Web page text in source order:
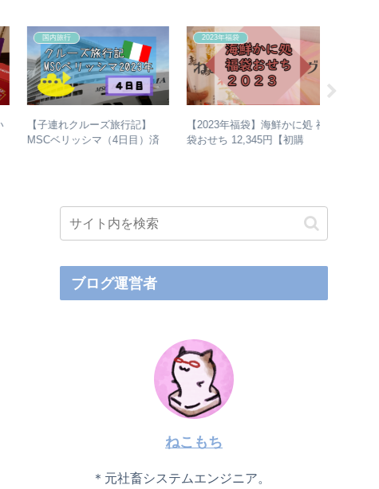
国内旅行
【子連れクルーズ旅行記】
MSCベリッシマ（4日目）済
2023年福袋
【2023年福袋】海鮮かに処 福
袋おせち 12,345円【初購
ブログ運営者
ねこもち
＊元社畜システムエンジニア。